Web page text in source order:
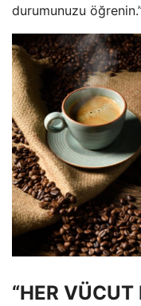
durumunuzu
“HER VÜCUT